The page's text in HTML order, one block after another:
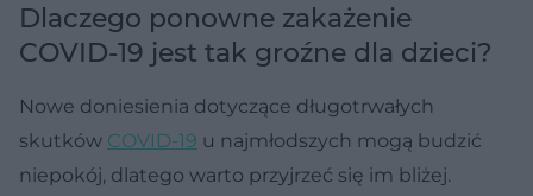
Dlaczego ponowne zakażenie
COVID-19 jest tak groźne dla dzieci?
Nowe doniesienia dotyczące długotrwałych
skutków COVID-19 u najmłodszych mogą budzić
niepokój, dlatego warto przyjrzeć się im bliżej.